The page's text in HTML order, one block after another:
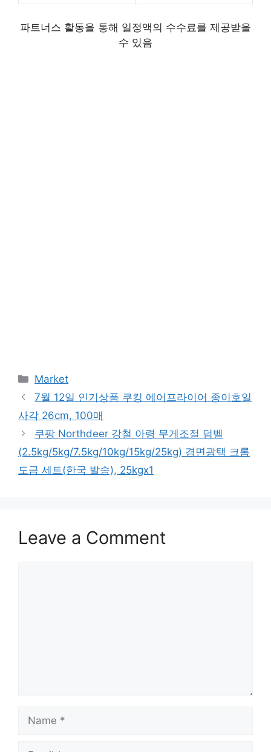
파트너스 활동을 통해 일정액의 수수료를 제공받을
수 있음
Categories
Market
7월 12일 인기상품 쿠킹 에어프라이어 종이호일
사각 26cm, 100매
쿠팡 Northdeer 강철 아령 무게조절 덤벨
(2.5kg/5kg/7.5kg/10kg/15kg/25kg) 경면광택 크롬
도금 세트(한국 발송), 25kgx1
Leave a Comment
Name
Email